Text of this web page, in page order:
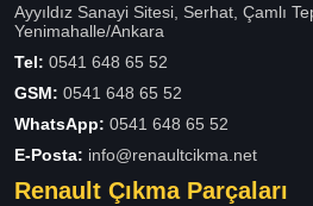
Ayyıldız Sanayi Sitesi, Serhat, Çamlı
Yenimahalle/Ankara
Tel: 0541 648 65 52
GSM: 0541 648 65 52
WhatsApp: 0541 648 65 52
E-Posta: info@renaultcikma.net
Renault Çıkma Parçaları